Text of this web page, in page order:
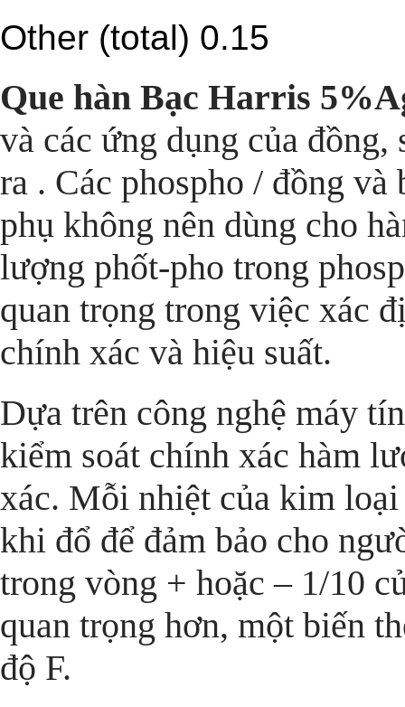
Other (total) 0.15
Que hàn Bạc Harris
và các ứng dụng của
ra . Các phospho / đồng
phụ không nên dùng cho
lượng phốt-pho trong
quan trọng trong việc xác
chính xác và hiệu suất.
Dựa trên công nghệ máy
kiểm soát chính xác hàm
xác. Mỗi nhiệt của kim
khi đổ để đảm bảo cho
trong vòng + hoặc – 1/10
quan trọng hơn, một biến
độ F.